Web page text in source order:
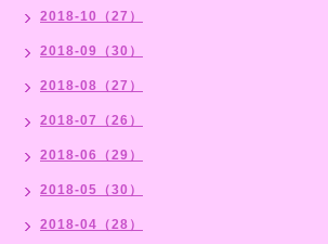
2018-10（27）
2018-09（30）
2018-08（27）
2018-07（26）
2018-06（29）
2018-05（30）
2018-04（28）